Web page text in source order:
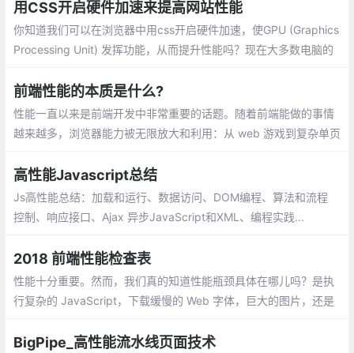
减少 DOM 元素数量和深度等
用CSS开启硬件加速来提高网站性能
你知道我们可以在浏览器中用css开启硬件加速，使GPU (Graphics
Processing Unit) 发挥功能，从而提升性能吗？现在大多数电脑的
我们的网站或应用表现的更为流畅。
前端性能的本质是什么?
性能一直以来是前端开发中非常重要的话题。随着前端能做的事情
越来越多，浏览器能力被无限放大和利用：从 web 游戏到复杂单页
师总是在突破极限
高性能Javascript总结
Js高性能总结：加载和运行、数据访问、DOM编程、算法和流程
控制、响应接口、Ajax 异步JavaScript和XML、编程实践...
2018 前端性能检查表
性能十分重要。然而，我们真的知道性能瓶颈具体在哪儿吗？是执
行复杂的 JavaScript，下载缓慢的 Web 字体，巨大的图片，还是
oisting）
BigPipe_高性能流水线页面技术